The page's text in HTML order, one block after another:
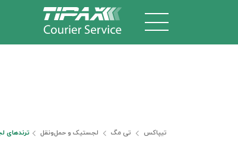
تیپاکس تی مگ لجستیک و حمل‎‌و‎نقل ترندهای